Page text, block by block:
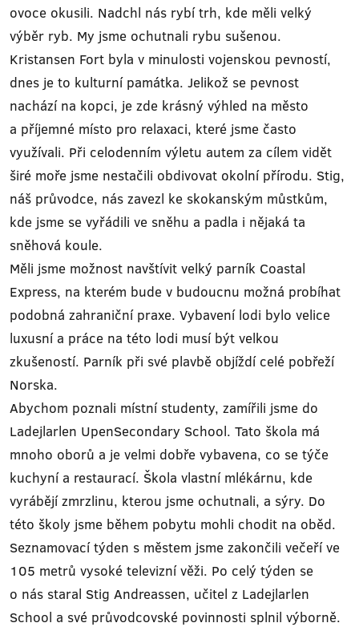
ovoce okusili. Nadchl nás rybí trh, kde měli velký
výběr ryb. My jsme ochutnali rybu sušenou.
Kristansen Fort byla v minulosti vojenskou pevností,
dnes je to kulturní památka. Jelikož se pevnost
nachází na kopci, je zde krásný výhled na město
a příjemné místo pro relaxaci, které jsme často
využívali. Při celodenním výletu autem za cílem vidět
širé moře jsme nestačili obdivovat okolní přírodu. Stig,
náš průvodce, nás zavezl ke skokanským můstkům,
kde jsme se vyřádili ve sněhu a padla i nějaká ta
sněhová koule.
Měli jsme možnost navštívit velký parník Coastal
Express, na kterém bude v budoucnu možná probíhat
podobná zahraniční praxe. Vybavení lodi bylo velice
luxusní a práce na této lodi musí být velkou
zkušeností. Parník při své plavbě objíždí celé pobřeží
Norska.
Abychom poznali místní studenty, zamířili jsme do
Ladejlarlen UpenSecondary School. Tato škola má
mnoho oborů a je velmi dobře vybavena, co se týče
kuchyní a restaurací. Škola vlastní mlékárnu, kde
vyrábějí zmrzlinu, kterou jsme ochutnali, a sýry. Do
této školy jsme během pobytu mohli chodit na oběd.
Seznamovací týden s městem jsme zakončili večeří ve
105 metrů vysoké televizní věži. Po celý týden se
o nás staral Stig Andreassen, učitel z Ladejlarlen
School a své průvodcovské povinnosti splnil výborně.